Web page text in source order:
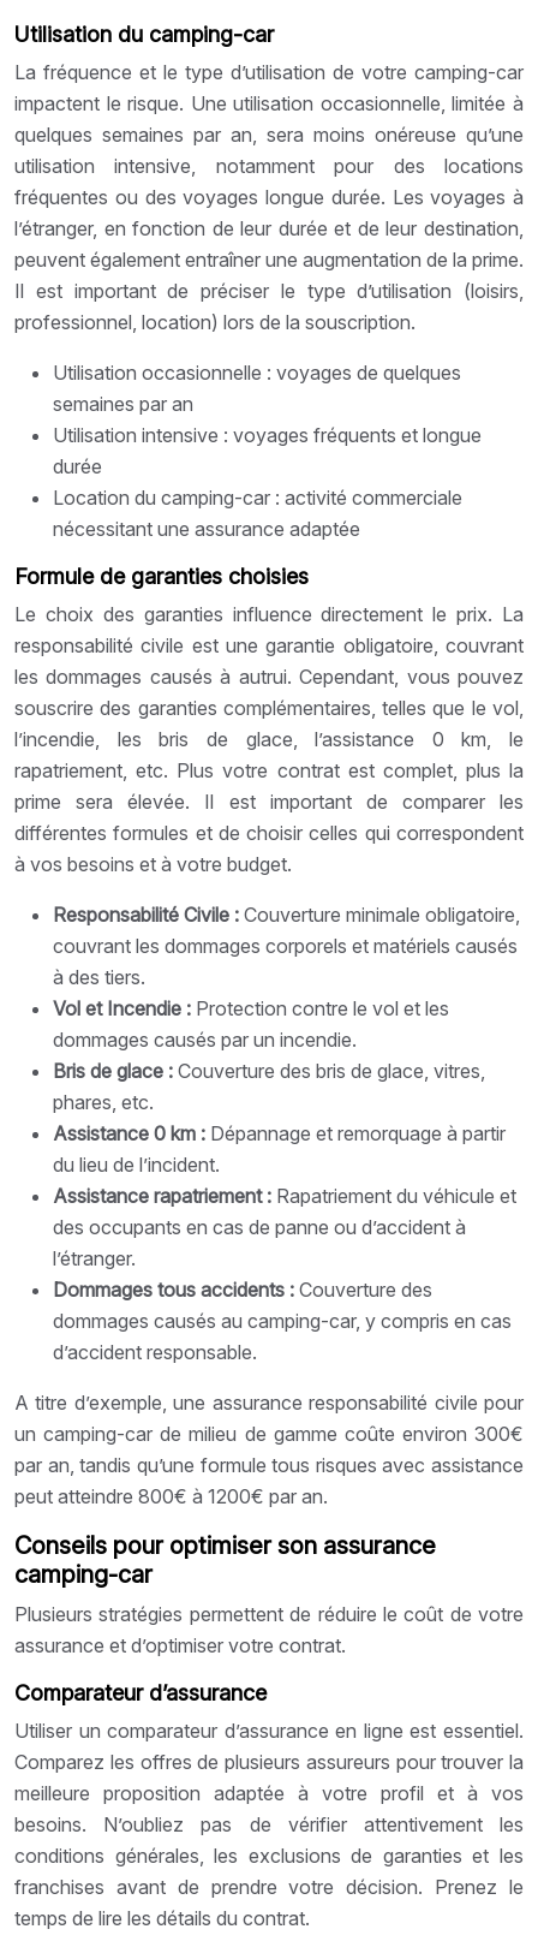
Utilisation du camping-car
La fréquence et le type d’utilisation de votre camping-car
impactent le risque. Une utilisation occasionnelle, limitée à
quelques semaines par an, sera moins onéreuse qu’une
utilisation intensive, notamment pour des locations
fréquentes ou des voyages longue durée. Les voyages à
l’étranger, en fonction de leur durée et de leur destination,
peuvent également entraîner une augmentation de la prime.
Il est important de préciser le type d’utilisation (loisirs,
professionnel, location) lors de la souscription.
Utilisation occasionnelle : voyages de quelques
semaines par an
Utilisation intensive : voyages fréquents et longue
durée
Location du camping-car : activité commerciale
nécessitant une assurance adaptée
Formule de garanties choisies
Le choix des garanties influence directement le prix. La
responsabilité civile est une garantie obligatoire, couvrant
les dommages causés à autrui. Cependant, vous pouvez
souscrire des garanties complémentaires, telles que le vol,
l’incendie, les bris de glace, l’assistance 0 km, le
rapatriement, etc. Plus votre contrat est complet, plus la
prime sera élevée. Il est important de comparer les
différentes formules et de choisir celles qui correspondent
à vos besoins et à votre budget.
Responsabilité Civile : Couverture minimale obligatoire,
couvrant les dommages corporels et matériels causés
à des tiers.
Vol et Incendie : Protection contre le vol et les
dommages causés par un incendie.
Bris de glace : Couverture des bris de glace, vitres,
phares, etc.
Assistance 0 km : Dépannage et remorquage à partir
du lieu de l’incident.
Assistance rapatriement : Rapatriement du véhicule et
des occupants en cas de panne ou d’accident à
l’étranger.
Dommages tous accidents : Couverture des
dommages causés au camping-car, y compris en cas
d’accident responsable.
A titre d’exemple, une assurance responsabilité civile pour
un camping-car de milieu de gamme coûte environ 300€
par an, tandis qu’une formule tous risques avec assistance
peut atteindre 800€ à 1200€ par an.
Conseils pour optimiser son assurance
camping-car
Plusieurs stratégies permettent de réduire le coût de votre
assurance et d’optimiser votre contrat.
Comparateur d’assurance
Utiliser un comparateur d’assurance en ligne est essentiel.
Comparez les offres de plusieurs assureurs pour trouver la
meilleure proposition adaptée à votre profil et à vos
besoins. N’oubliez pas de vérifier attentivement les
conditions générales, les exclusions de garanties et les
franchises avant de prendre votre décision. Prenez le
temps de lire les détails du contrat.